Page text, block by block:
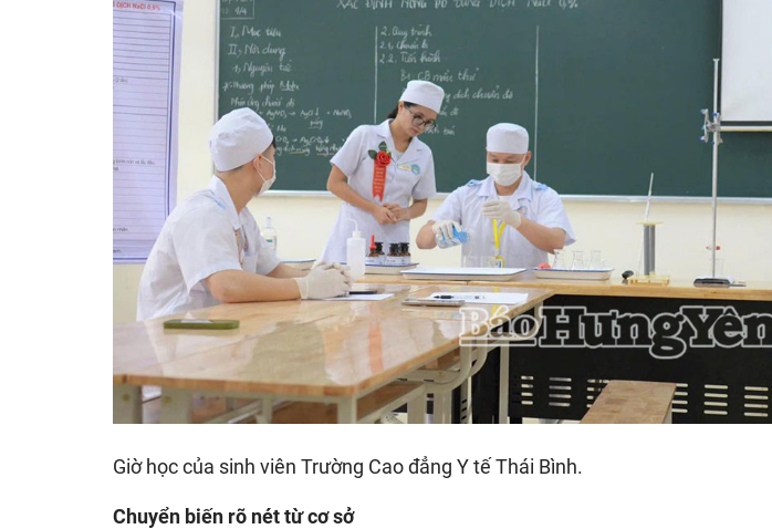
Giờ học của sinh viên Trường Cao đẳng Y tế Thái Bình.
Chuyển biến rõ nét từ cơ sở